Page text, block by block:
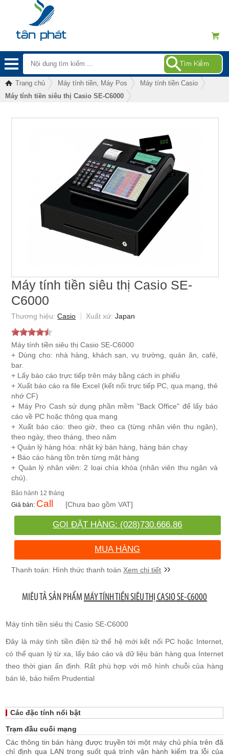
Trang chủ Máy tính tiền, Máy Pos
Máy tính tiền Casio
Máy tính tiền siêu thị Casio SE-C6000
Máy tính tiền siêu thị Casio SE-
C6000
Casio Japan
Máy tính tiền siêu thị Casio SE-C6000
+ Dùng cho: nhà hàng, khách sạn, vụ trường, quán ăn, café,
bar.
+ Lấy báo cáo trực tiếp trên máy bằng cách in phiếu
+ Xuất báo cáo ra file Excel (kết nối trực tiếp PC, qua mạng, thẻ
nhớ CF)
+ Máy Pro Cash sử dụng phần mềm "Back Office" để lấy báo
cáo về PC hoặc thông qua mạng
+ Xuất báo cáo: theo giờ, theo ca (từng nhân viên thu ngân),
theo ngày, theo tháng, theo năm
+ Quản lý hàng hóa: nhật ký bán hàng, hàng bán chạy
+ Báo cáo hàng tồn trên từng mặt hàng
+ Quản lý nhân viên: 2 loại chìa khóa (nhân viên thu ngân và
chủ).
12 tháng
Call [Chưa bao gồm VAT]
GỌI ĐẶT HÀNG: (028)730.666.86
MUA HÀNG
Xem chi tiết
MIÊU TẢ SẢN PHẨM MÁY TÍNH TIỀN SIÊU THỊ CASIO SE-C6000
Máy tính tiền siêu thị Casio SE-C6000
Đây là máy tính tiền điện tử thế hệ mới kết nối PC hoặc Internet,
có thể quan lý từ xa, lấy báo cáo và dữ liệu bán hàng qua Internet
theo thời gian ấn định. Rất phù hợp với mô hình chuỗi của hàng
bán lẻ, bảo hiểm Prudential
Các đặc tính nổi bật
Trạm đầu cuối mạng
Các thông tin bán hàng được truyền tới một máy chủ phía trên đã
chỉ định qua LAN trong suốt quá trình vận hành kiểm tra lỗi của